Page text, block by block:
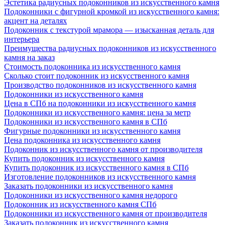
Эстетика радиусных подоконников из искусственного камня
Подоконники с фигурной кромкой из искусственного камня:
акцент на деталях
Подоконник с текстурой мрамора — изысканная деталь для
интерьера
Преимущества радиусных подоконников из искусственного
камня на заказ
Стоимость подоконника из искусственного камня
Сколько стоит подоконник из искусственного камня
Производство подоконников из искусственного камня
Подоконники из искусственного камня
Цена в СПб на подоконники из искусственного камня
Подоконники из искусственного камня: цена за метр
Подоконники из искусственного камня в СПб
Фигурные подоконники из искусственного камня
Цена подоконника из искусственного камня
Подоконник из искусственного камня от производителя
Купить подоконник из искусственного камня
Купить подоконник из искусственного камня в СПб
Изготовление подоконников из искусственного камня
Заказать подоконники из искусственного камня
Подоконники из искусственного камня недорого
Подоконник из искусственного камня СПб
Подоконники из искусственного камня от производителя
Заказать подоконник из искусственного камня